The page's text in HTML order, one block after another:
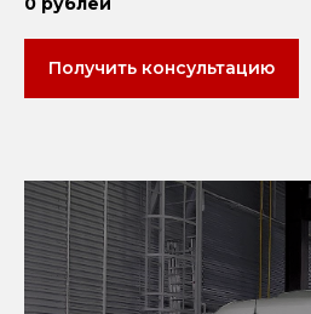
Получить консультацию